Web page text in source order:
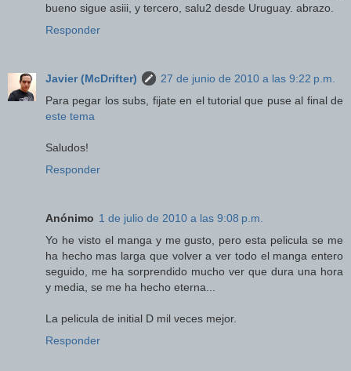
bueno sigue asiii, y tercero, salu2 desde Uruguay. abrazo.
Responder
Javier (McDrifter)
27 de junio de 2010 a las 9:22 p.m.
Para pegar los subs, fijate en el tutorial que puse al final de
este tema
Saludos!
Responder
Anónimo 1 de julio de 2010 a las 9:08 p.m.
Yo he visto el manga y me gusto, pero esta pelicula se me
ha hecho mas larga que volver a ver todo el manga entero
seguido, me ha sorprendido mucho ver que dura una hora
y media, se me ha hecho eterna...
La pelicula de initial D mil veces mejor.
Responder